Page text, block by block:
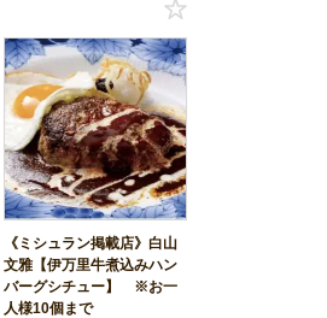
《ミシュラン掲載店》白山
文雅【伊万里牛煮込みハン
バーグシチュー】 ※お一
人様10個まで